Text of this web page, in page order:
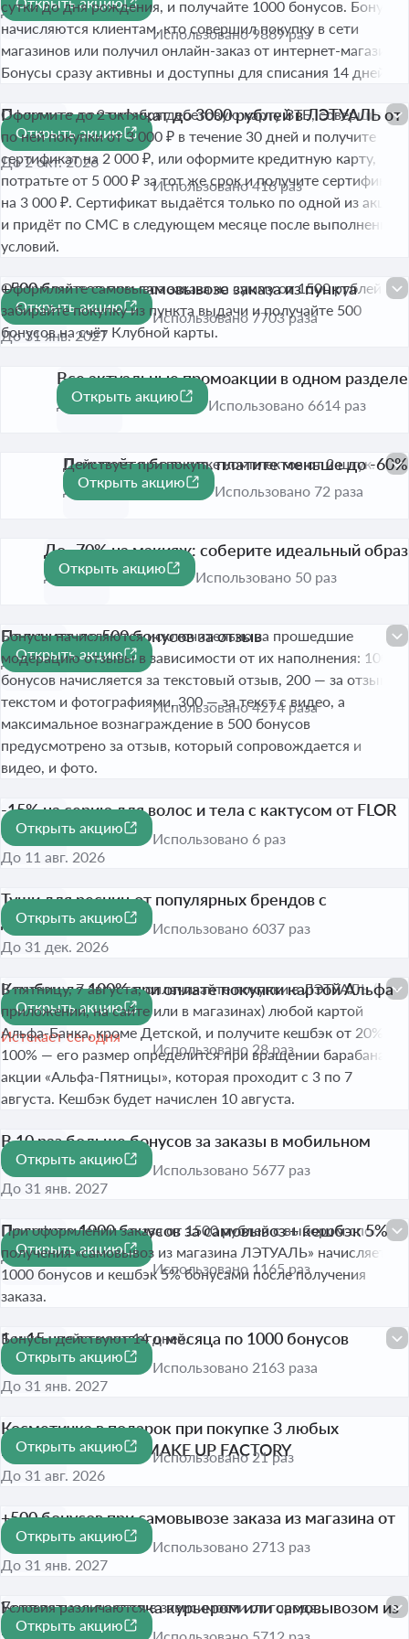
До 31 янв. 2027
сутки до дня рождения, и получайте 1000 бонусов. Бонусы
начисляются клиентам, кто совершил покупку в сети
магазинов или получил онлайн-заказ от интернет-магазина.
Бонусы сразу активны и доступны для списания 14 дней.
Использовано 9869 раз
Получите сертификат до 3000 рублей в ЛЭТУАЛЬ от
ВТБ
До 2 окт. 2026
Оформите до 2 октября дебетовую карту ВТБ, совершите
по ней покупки от 3 000 ₽ в течение 30 дней и получите
сертификат на 2 000 ₽, или оформите кредитную карту,
потратьте от 5 000 ₽ за тот же срок и получите сертификат
на 3 000 ₽. Сертификат выдаётся только по одной из акций
и придёт по СМС в следующем месяце после выполнения
условий.
Открыть акцию
Использовано 416 раз
+500 бонусов при самовывозе заказа из пункта
выдачи
До 31 янв. 2027
Оформляйте самовывоз заказа на сумму от 1500 рублей,
забирайте покупку из пункта выдачи и получайте 500
бонусов на счёт Клубной карты.
Открыть акцию
Использовано 7703 раза
Все актуальные промоакции в одном разделе
До 31 дек. 2026
Открыть акцию
Использовано 6614 раз
-60%
Покупайте больше, платите меньше до -60%
До 31 авг. 2026
Действует при покупке комплектов от 2 штук.
Открыть акцию
Использовано 72 раза
-70%
До -70% на макияж: соберите идеальный образ
До 10 авг. 2026
Открыть акцию
Использовано 50 раз
Получите до 500 бонусов за отзыв
До 31 янв. 2027
Бонусы начисляются исключительно за прошедшие
модерацию отзывы в зависимости от их наполнения: 100
бонусов начисляется за текстовый отзыв, 200 — за отзыв с
текстом и фотографиями, 300 — за текст с видео, а
максимальное вознаграждение в 500 бонусов
предусмотрено за отзыв, который сопровождается и
видео, и фото.
Открыть акцию
Использовано 4274 раза
-15%
-15% на серию для волос и тела с кактусом от FLOR
DE MAN
До 11 авг. 2026
Открыть акцию
Использовано 6 раз
-70%
Туши для ресниц от популярных брендов с
дисконтом до 70%
До 31 дек. 2026
Открыть акцию
Использовано 6037 раз
Кешбэк до 100% при оплате покупки картой Альфа-
Банка
Истекает сегодня
В пятницу, 7 августа, оплачивайте покупки в ЛЭТУАЛЬ (в
приложении, на сайте или в магазинах) любой картой
Альфа-Банка, кроме Детской, и получите кешбэк от 20% до
100% — его размер определится при вращении барабана в
акции «Альфа-Пятницы», которая проходит с 3 по 7
августа. Кешбэк будет начислен 10 августа.
Открыть акцию
Использовано 28 раз
В 10 раз больше бонусов за заказы в мобильном
приложении
До 31 янв. 2027
Открыть акцию
Использовано 5677 раз
Получите 1000 бонусов за самовывоз + кешбэк 5%
До 31 дек. 2026
При оформлении заказа от 1500 рублей с выбором способа
получения «самовывоз из магазина ЛЭТУАЛЬ» начисляется
1000 бонусов и кешбэк 5% бонусами после получения
заказа.
Открыть акцию
Использовано 1165 раз
1 и 15 числа каждого месяца по 1000 бонусов
премиум-клиентам
До 31 янв. 2027
Бонусы действуют 14 дней.
Открыть акцию
Использовано 2163 раза
Косметичка в подарок при покупке 3 любых
продуктов бренда MAKE UP FACTORY
До 31 авг. 2026
Открыть акцию
Использовано 21 раз
+500 бонусов при самовывозе заказа из магазина от
1500 рублей
До 31 янв. 2027
Открыть акцию
Использовано 2713 раз
Бесплатная доставка курьером или самовывозом из
магазина
Условия различаются в зависимости от города.
Открыть акцию